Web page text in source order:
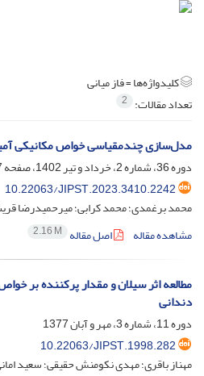
کلیدواژه‌ها =فاز میانی
تعداد مقالات: 2
مدل‌سازی چندمقیاسی خواص مکانیکی
دوره 36، شماره 2، خرداد و تیر 1402، صفحه
10.22063/JIPST.2023.3410.2242
محمد برغمدی؛ محمد کرابی؛ میرحمیدرضا
مشاهده مقاله
اصل مقاله 2.16 M
مطالعه اثر سیلان و مقدار پرکننده بر
دندانی
دوره 11، شماره 3، مهر و آبان 1377
10.22063/JIPST.1998.282
مهناز باقری؛ مهدی نکومنش حقیقی؛ سعید